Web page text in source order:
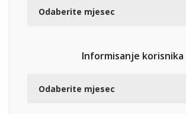
Informisanje korisnika